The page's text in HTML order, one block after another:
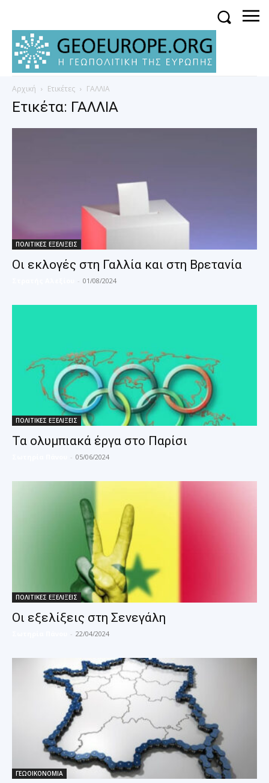
Αρχική Ετικέτες ΓΑΛΛΙΑ
Ετικέτα: ΓΑΛΛΙΑ
ΠΟΛΙΤΙΚΕΣ ΕΞΕΛΙΞΕΙΣ
Οι εκλογές στη Γαλλία και στη Βρετανία
- 01/08/2024
ΠΟΛΙΤΙΚΕΣ ΕΞΕΛΙΞΕΙΣ
Τα ολυμπιακά έργα στο Παρίσι
- 05/06/2024
ΠΟΛΙΤΙΚΕΣ ΕΞΕΛΙΞΕΙΣ
Οι εξελίξεις στη Σενεγάλη
- 22/04/2024
ΓΕΩΟΙΚΟΝΟΜΙΑ